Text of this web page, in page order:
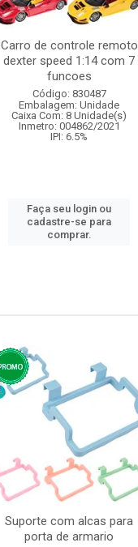
Carro de controle remoto
dexter speed 1:14 com 7
funcoes
Código: 830487
Embalagem: Unidade
Caixa Com: 8 Unidade(s)
Inmetro: 004862/2021
IPI: 6.5%
Faça seu login ou
cadastre-se para
comprar.
Suporte com alcas para
porta de armario